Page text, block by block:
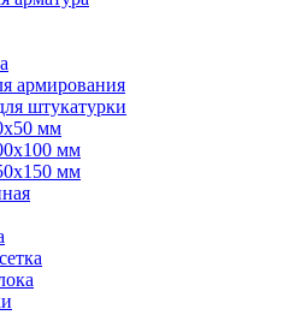
армирования
штукатурки
мм
мм
мм